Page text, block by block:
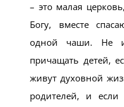
– это малая
Богу, вместе
одной чаши. Не
причащать детей,
живут духовной
родителей, и если